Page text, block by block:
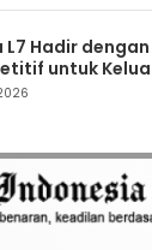
Hadir
untuk